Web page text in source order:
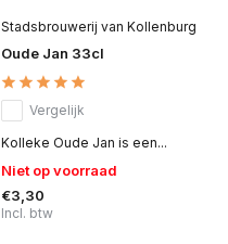
Stadsbrouwerij van Kollenburg
Oude Jan 33cl
Vergelijk
Kolleke Oude Jan is een...
Niet op voorraad
€3,30
Incl. btw